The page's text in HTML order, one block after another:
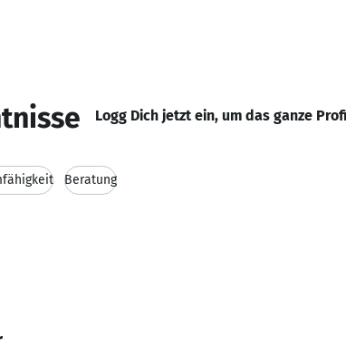
Logg Dich jetzt ein, um das ganze
Beratung